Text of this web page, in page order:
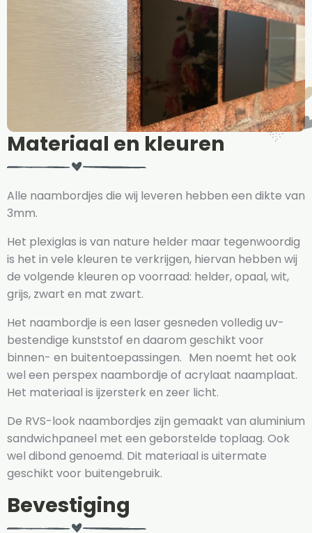
Materiaal en kleuren
Alle naambordjes die wij leveren hebben een dikte van
3mm.
Het plexiglas is van nature helder maar tegenwoordig
is het in vele kleuren te verkrijgen, hiervan hebben wij
de volgende kleuren op voorraad: helder, opaal, wit,
grijs, zwart en mat zwart.
Het naambordje is een laser gesneden volledig uv-
bestendige kunststof en daarom geschikt voor
binnen- en buitentoepassingen. Men noemt het ook
wel een perspex naambordje of acrylaat naamplaat.
Het materiaal is ijzersterk en zeer licht.
De RVS-look naambordjes zijn gemaakt van aluminium
sandwichpaneel met een geborstelde toplaag. Ook
wel dibond genoemd. Dit materiaal is uitermate
geschikt voor buitengebruik.
Bevestiging